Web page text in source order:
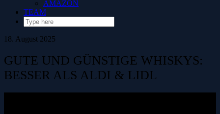
AMAZON
TEAM
18. August 2025
GUTE UND GÜNSTIGE WHISKYS:
BESSER ALS ALDI & LIDL